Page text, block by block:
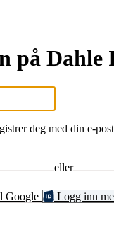
på Dahle
deg med din e-
eller
Google Logg inn